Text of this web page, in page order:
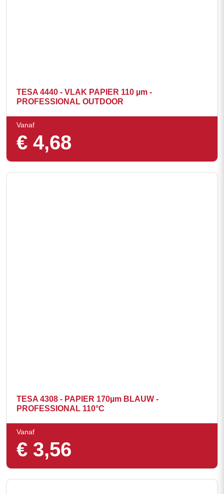
TESA 4440 - VLAK PAPIER 110 µm -
PROFESSIONAL OUTDOOR
Vanaf
€ 4,68
TESA 4308 - PAPIER 170µm BLAUW -
PROFESSIONAL 110°C
Vanaf
€ 3,56